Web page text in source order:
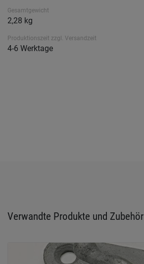
Gesamtgewicht
2,28 kg
Produktionszeit zzgl. Versandzeit
4-6 Werktage
Verwandte Produkte und Zubehör